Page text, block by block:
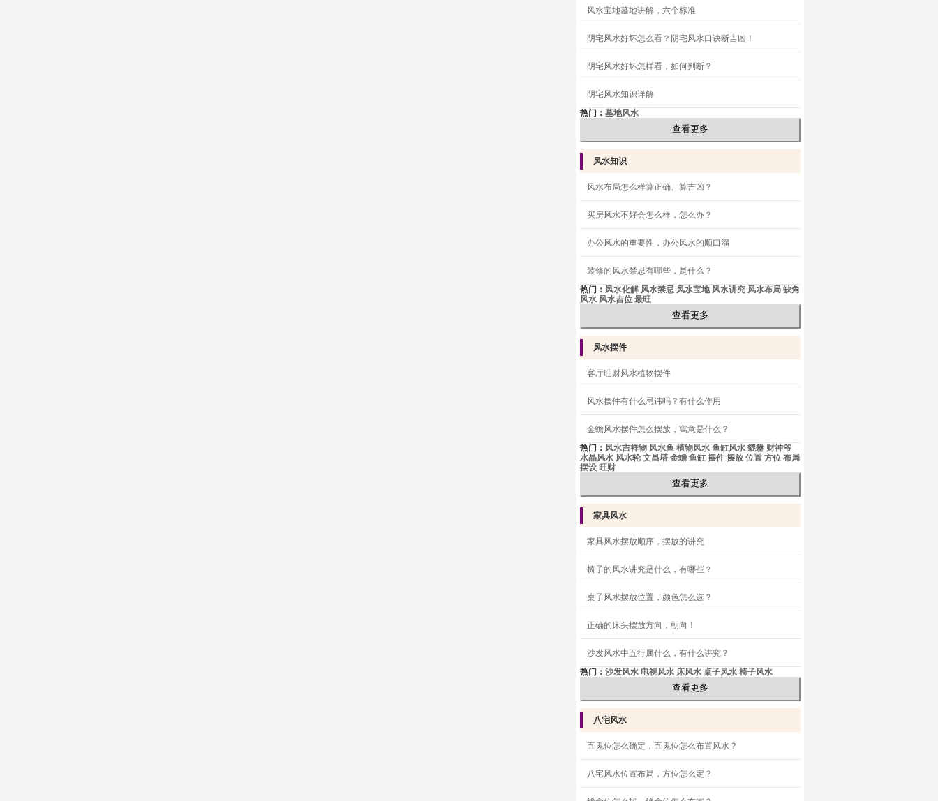
风水宝地墓地讲解，六个标准
阴宅风水好坏怎么看？阴宅风水口诀断吉凶！
阴宅风水好坏怎样看，如何判断？
阴宅风水知识详解
热门： 墓地风水
查看更多
风水知识
风水布局怎么样算正确、算吉凶？
买房风水不好会怎么样，怎么办？
办公风水的重要性，办公风水的顺口溜
装修的风水禁忌有哪些，是什么？
热门： 风水化解 风水禁忌 风水宝地 风水讲究 风水布局 缺角
风水 风水吉位 最旺
查看更多
风水摆件
客厅旺财风水植物摆件
风水摆件有什么忌讳吗？有什么作用
金蟾风水摆件怎么摆放，寓意是什么？
热门： 风水吉祥物 风水鱼 植物风水 鱼缸风水 貔貅 财神爷
水晶风水 风水轮 文昌塔 金蟾 鱼缸 摆件 摆放 位置 方位 布局
摆设 旺财
查看更多
家具风水
家具风水摆放顺序，摆放的讲究
椅子的风水讲究是什么，有哪些？
桌子风水摆放位置，颜色怎么选？
正确的床头摆放方向，朝向！
沙发风水中五行属什么，有什么讲究？
热门： 沙发风水 电视风水 床风水 桌子风水 椅子风水
查看更多
八宅风水
五鬼位怎么确定，五鬼位怎么布置风水？
八宅风水位置布局，方位怎么定？